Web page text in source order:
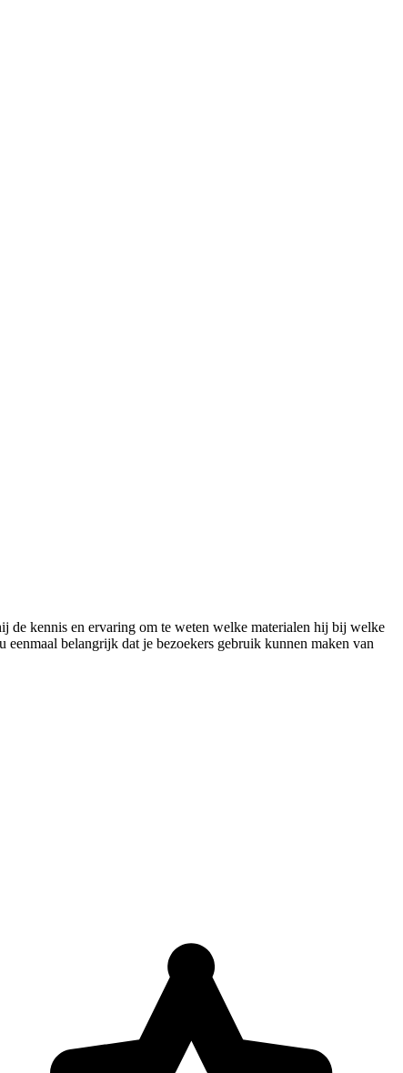
de kennis en ervaring om te weten welke materialen hij bij welke
belangrijk dat je bezoekers gebruik kunnen maken van